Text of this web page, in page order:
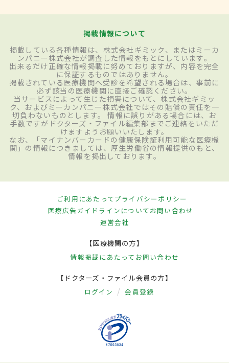
掲載情報について
掲載している各種情報は、株式会社ギミック、またはミーカ
ンパニー株式会社が調査した情報をもとにしています。
出来るだけ正確な情報掲載に努めておりますが、内容を完全
に保証するものではありません。
掲載されている医療機関へ受診を希望される場合は、事前に
必ず該当の医療機関に直接ご確認ください。
当サービスによって生じた損害について、株式会社ギミッ
ク、およびミーカンパニー株式会社ではその賠償の責任を一
切負わないものとします。 情報に誤りがある場合には、お
手数ですがドクターズ・ファイル編集部までご連絡をいただ
けますようお願いいたします。
なお、「マイナンバーカードの健康保険証利用可能な医療機
関」の情報につきましては、厚生労働省の情報提供のもと、
情報を掲出しております。
ご利用にあたってプライバシーポリシー
医療広告ガイドラインについてお問い合わせ
運営会社
【医療機関の方】
情報掲載にあたって お問い合わせ
【ドクターズ・ファイル会員の方】
ログイン 会員登録